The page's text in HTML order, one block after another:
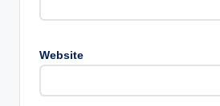
Website